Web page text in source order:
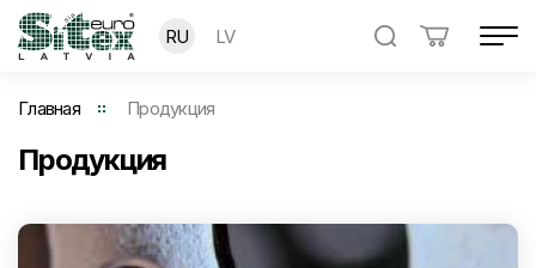
RU LV
Главная Продукция
Продукция